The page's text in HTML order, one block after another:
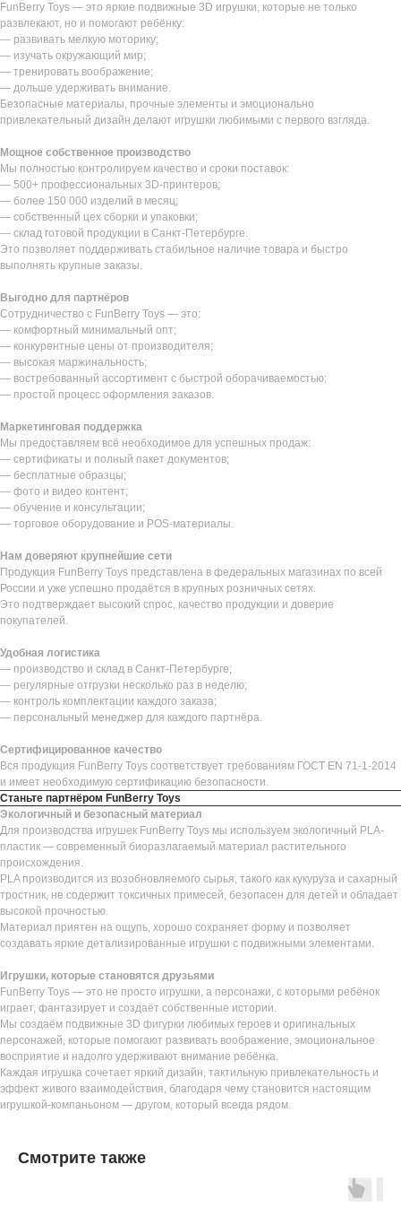
FunBerry Toys — это яркие подвижные 3D игрушки, которые не только
развлекают, но и помогают ребёнку:
— развивать мелкую моторику;
— изучать окружающий мир;
— тренировать воображение;
— дольше удерживать внимание.
Безопасные материалы, прочные элементы и эмоционально
привлекательный дизайн делают игрушки любимыми с первого взгляда.
Мощное собственное производство
Мы полностью контролируем качество и сроки поставок:
— 500+ профессиональных 3D-принтеров;
— более 150 000 изделий в месяц;
— собственный цех сборки и упаковки;
— склад готовой продукции в Санкт-Петербурге.
Это позволяет поддерживать стабильное наличие товара и быстро
выполнять крупные заказы.
Выгодно для партнёров
Сотрудничество с FunBerry Toys — это:
— комфортный минимальный опт;
— конкурентные цены от производителя;
— высокая маржинальность;
— востребованный ассортимент с быстрой оборачиваемостью;
— простой процесс оформления заказов.
Маркетинговая поддержка
Мы предоставляем всё необходимое для успешных продаж:
— сертификаты и полный пакет документов;
— бесплатные образцы;
— фото и видео контент;
— обучение и консультации;
— торговое оборудование и POS-материалы.
Нам доверяют крупнейшие сети
Продукция FunBerry Toys представлена в федеральных магазинах по всей
России и уже успешно продаётся в крупных розничных сетях.
Это подтверждает высокий спрос, качество продукции и доверие
покупателей.
Удобная логистика
— производство и склад в Санкт-Петербурге;
— регулярные отгрузки несколько раз в неделю;
— контроль комплектации каждого заказа;
— персональный менеджер для каждого партнёра.
Сертифицированное качество
Вся продукция FunBerry Toys соответствует требованиям ГОСТ EN 71-1-2014
и имеет необходимую сертификацию безопасности.
Станьте партнёром FunBerry Toys
Экологичный и безопасный материал
Для производства игрушек FunBerry Toys мы используем экологичный PLA-
пластик — современный биоразлагаемый материал растительного
происхождения.
PLA производится из возобновляемого сырья, такого как кукуруза и сахарный
тростник, не содержит токсичных примесей, безопасен для детей и обладает
высокой прочностью.
Материал приятен на ощупь, хорошо сохраняет форму и позволяет
создавать яркие детализированные игрушки с подвижными элементами.
Игрушки, которые становятся друзьями
FunBerry Toys — это не просто игрушки, а персонажи, с которыми ребёнок
играет, фантазирует и создаёт собственные истории.
Мы создаём подвижные 3D фигурки любимых героев и оригинальных
персонажей, которые помогают развивать воображение, эмоциональное
восприятие и надолго удерживают внимание ребёнка.
Каждая игрушка сочетает яркий дизайн, тактильную привлекательность и
эффект живого взаимодействия, благодаря чему становится настоящим
игрушкой-компаньоном — другом, который всегда рядом.
Смотрите также